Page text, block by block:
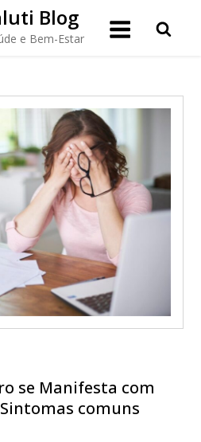
Blog
e Bem-Estar
se Manifesta com
comuns